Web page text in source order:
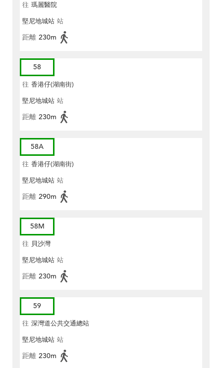
往 瑪麗醫院
堅尼地城站 站
距離 230m
58
往 香港仔(湖南街)
堅尼地城站 站
距離 230m
58A
往 香港仔(湖南街)
堅尼地城站 站
距離 290m
58M
往 貝沙灣
堅尼地城站 站
距離 230m
59
往 深灣道公共交通總站
堅尼地城站 站
距離 230m